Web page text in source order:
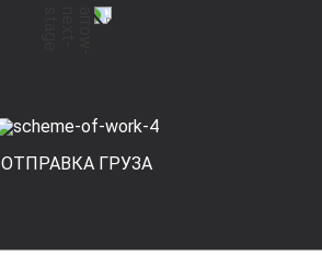
ОТПРАВКА ГРУЗА